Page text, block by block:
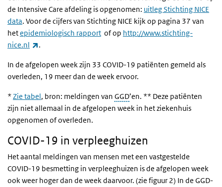
de Intensive Care afdeling is opgenomen: uitleg Stichting NICE
data. Voor de cijfers van Stichting NICE kijk op pagina 37 van
hetepidemiologisch rapport of op http://www.stichting-
nice.nl
(externe link)
.
In de afgelopen week zijn 33 COVID-19 patiënten gemeld als
overleden, 19 meer dan de week ervoor.
*Zie tabel, bron: meldingen van GGD’en. ** Deze patiënten
zijn niet allemaal in de afgelopen week in het ziekenhuis
opgenomen of overleden.
COVID-19 in verpleeghuizen
Het aantal meldingen van mensen met een vastgestelde
COVID-19 besmetting in verpleeghuizen is de afgelopen week
ook weer hoger dan de week daarvoor. (zie figuur 2) In de GGD-